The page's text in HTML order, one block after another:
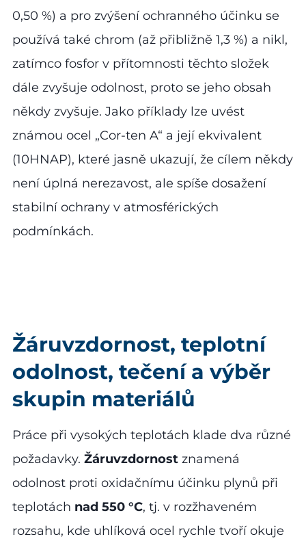
0,50 %) a pro zvýšení ochranného účinku se
používá také chrom (až přibližně 1,3 %) a nikl,
zatímco fosfor v přítomnosti těchto složek
dále zvyšuje odolnost, proto se jeho obsah
někdy zvyšuje. Jako příklady lze uvést
známou ocel „Cor-ten A“ a její ekvivalent
(10HNAP), které jasně ukazují, že cílem někdy
není úplná nerezavost, ale spíše dosažení
stabilní ochrany v atmosférických
podmínkách.
Žáruvzdornost, teplotní
odolnost, tečení a výběr
skupin materiálů
Práce při vysokých teplotách klade dva různé
požadavky. Žáruvzdornost znamená
odolnost proti oxidačnímu účinku plynů při
teplotách nad 550 °C, tj. v rozžhaveném
rozsahu, kde uhlíková ocel rychle tvoří okuje